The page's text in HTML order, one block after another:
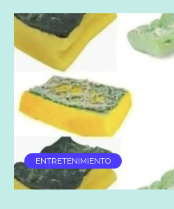
ENTRETENIMIENTO